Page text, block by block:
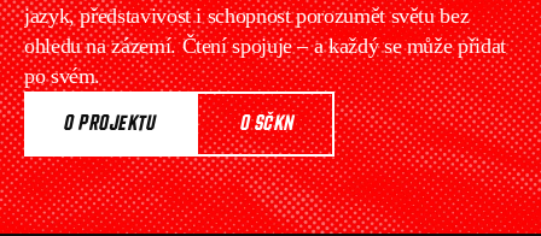
jazyk, představivost i schopnost porozumět světu bez
ohledu na zázemí. Čtení spojuje – a každý se může přidat
po svém.
O PROJEKTU O SČKN